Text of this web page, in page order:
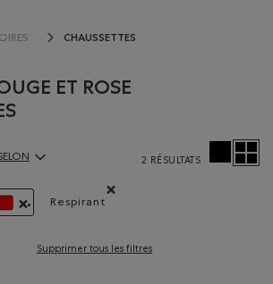
CHAUSSETTES
ET ROSE
Classé selon Coupes : g/tg
Respirant
Supprimer tous les filtres
Articles: 2 RÉSULTATS